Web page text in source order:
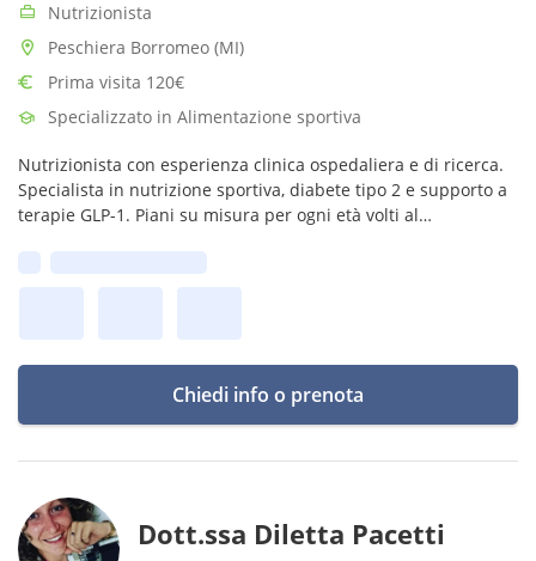
Nutrizionista
Peschiera Borromeo (MI)
Prima visita 120€
Specializzato in Alimentazione sportiva
Nutrizionista con esperienza clinica ospedaliera e di ricerca.
Specialista in nutrizione sportiva, diabete tipo 2 e supporto a
terapie GLP-1. Piani su misura per ogni età volti al
Chiedi info o prenota
Dott.ssa Diletta Pacetti